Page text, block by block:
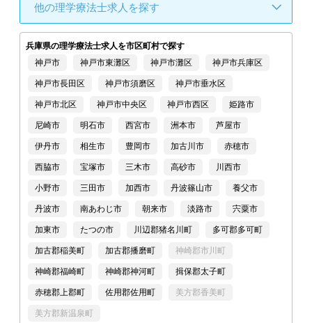
福祉用具の選定・相談を行います。 ◆個人の方々に最適な利用
プランのご提案、納品、納品後のアフターフォローまでを実施
マネジャーも気づいていないニーズを発掘し、提案営業を行いま
す。 ◆創業以来サービスの質を徹底追及し、「高齢者に対応し
た社会資源の充実」「サービスの質の高さ」の重要性が問われる
に社内資源を集中させ、地道にサービスの向上や社員一人一人の
専門性・資質のレベルアップに努め、サービスの質を高める取り
組みを続けています。
他の理学療法士求人を探す
兵庫県の理学療法士求人を市区町村で探す
神戸市
神戸市東灘区 神戸市灘区 神戸市兵庫区
神戸市長田区 神戸市須磨区 神戸市垂水区
神戸市北区 神戸市中央区 神戸市西区 姫路市
尼崎市 明石市 西宮市 洲本市 芦屋市
伊丹市 相生市 豊岡市 加古川市 赤穂市
西脇市 宝塚市 三木市 高砂市 川西市
小野市 三田市 加西市 丹波篠山市 養父市
丹波市 南あわじ市 朝来市 淡路市 宍粟市
加東市 たつの市 川辺郡猪名川町 多可郡多可町
加古郡稲美町 加古郡播磨町 神崎郡市川町
神崎郡福崎町 神崎郡神河町 揖保郡太子町
赤穂郡上郡町 佐用郡佐用町 美方郡香美町
美方郡新温泉町